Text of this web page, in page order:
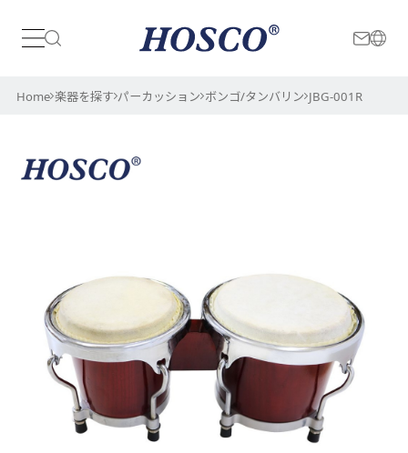
日本 International
Home 楽器を探す パーカッション ボンゴ/タンバリン JBG-001R